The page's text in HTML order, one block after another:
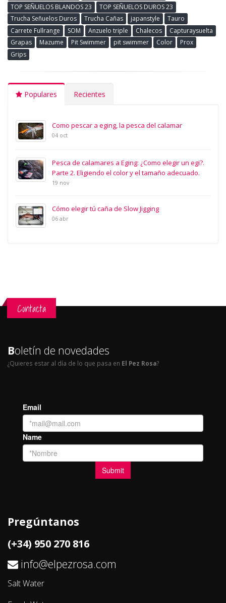
TOP SEÑUELOS BLANDOS 23
TOP SEÑUELOS DUROS 23
Trucha Señuelos Duros
Trucha Cañas japanstyle
Tauro
Carrete Fullrange
SOM Anzuelo triple Chalecos
Capturaysuelta
Grapas
Mazume Pit Swimmer pit swimmer Color
Prox
Grips
Populares Recientes
Como pescar a eging, la pesca del calamar
04 oct
Pesca de calamares a Eging: ¿Como elegir un egi?.
Parte 2. Eligiendo el color y el tamaño adecuado.
19 nov
Cómo elegir tú caña de Slow Jigging
06 abr
Contacta
Boletín de novedades
¿Quieres estar al día de lo que pasa en El Pez Rosa?
Pregúntanos
(+34) 950 270 816
info@elpezrosa.com
Salt Water